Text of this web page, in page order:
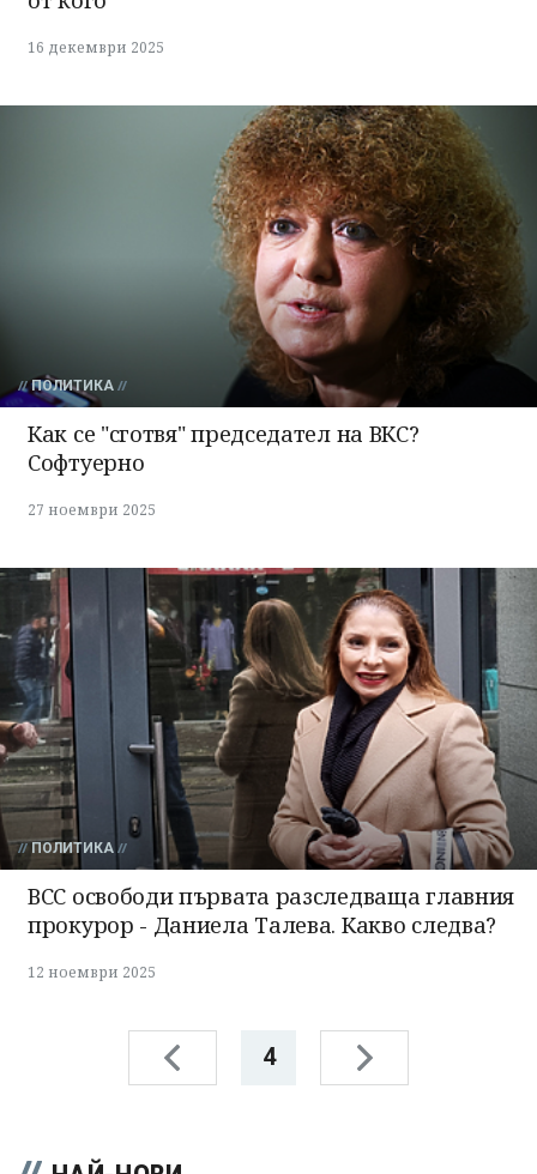
16 декември 2025
ПОЛИТИКА
Как се "сготвя" председател на ВКС?
Софтуерно
27 ноември 2025
ПОЛИТИКА
ВСС освободи първата разследваща главния
прокурор - Даниела Талева. Какво следва?
12 ноември 2025
4